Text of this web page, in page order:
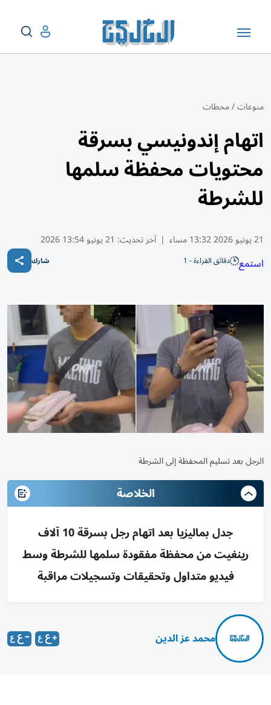
منوعات/محطات
اتهام إندونيسي بسرقة
محتويات محفظة سلمها
للشرطة
21 يونيو 2026 13:32 مساء | آخر تحديث: 21 يونيو 13:54 2026
استمع دقائق القراءة - 1 شارك
الرجل بعد تسليم المحفظة إلى الشرطة
الخلاصة
جدل بماليزيا بعد اتهام رجل بسرقة 10 آلاف
رينغيت من محفظة مفقودة سلمها للشرطة وسط
فيديو متداول وتحقيقات وتسجيلات مراقبة
محمد عز الدين